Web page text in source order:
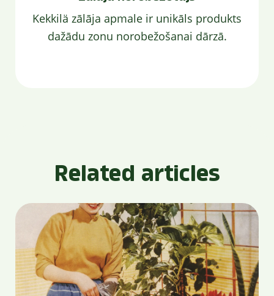
Kekkilä zālāja apmale ir unikāls produkts
dažādu zonu norobežošanai dārzā.
Related articles